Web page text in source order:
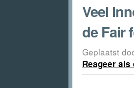
Veel
de Fair
Geplaatst
Reageer